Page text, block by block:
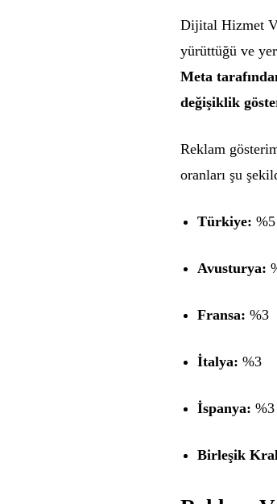
Dijital Hizmet
yürüttüğü ve
Meta
değişiklik
Reklam
oranları şu
Türkiye: %5
Avusturya:
Fransa: %3
İtalya: %3
İspanya: %3
Birleşik